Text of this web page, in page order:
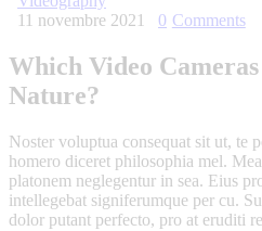
11 novembre 2021
0 Comments
Which Video
Nature?
Noster voluptua consequat sit ut, te
homero diceret philosophia mel.
platonem neglegentur in sea. Eius
intellegebat signiferumque per cu.
dolor putant perfecto, pro at eruditi